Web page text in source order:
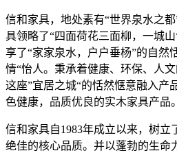
信和家具，地处素有“世界泉水之
具领略了“四面荷花三面柳，一城
享了“家家泉水，户户垂杨”的自然
情“怡人。秉承着健康、环保、人
这座”宜居之城“的恬然惬意融入产
色健康，品质优良的实木家具产品。
信和家具自1983年成立以来，树立
绝佳的核心品质。并以蓬勃的生命